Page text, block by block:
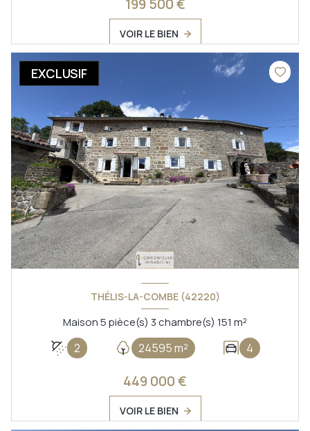
199 500 €
VOIR LE BIEN
EXCLUSIF
THÉLIS-LA-COMBE (42220)
Maison 5 pièce(s) 3 chambre(s) 151 m²
2 24595 m² 4
449 000 €
VOIR LE BIEN